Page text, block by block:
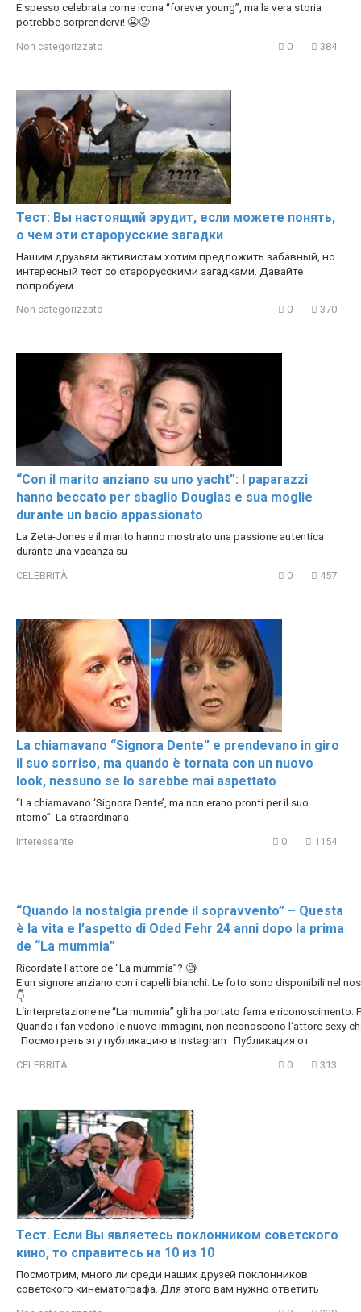
È spesso celebrata come icona “forever young”, ma la vera storia
potrebbe sorprendervi! 😬😟
Non categorizzato 0 384
Тест: Вы настоящий эрудит, если можете понять,
о чем эти старорусские загадки
Нашим друзьям активистам хотим предложить забавный, но
интересный тест со старорусскими загадками. Давайте
попробуем
Non categorizzato 0 370
“Con il marito anziano su uno yacht”: I paparazzi
hanno beccato per sbaglio Douglas e sua moglie
durante un bacio appassionato
La Zeta-Jones e il marito hanno mostrato una passione autentica
durante una vacanza su
CELEBRITÀ 0 457
La chiamavano “Signora Dente” e prendevano in giro
il suo sorriso, ma quando è tornata con un nuovo
look, nessuno se lo sarebbe mai aspettato
“La chiamavano ‘Signora Dente’, ma non erano pronti per il suo
ritorno”. La straordinaria
Interessante 0 1154
“Quando la nostalgia prende il sopravvento” – Questa
è la vita e l’aspetto di Oded Fehr 24 anni dopo la prima
de “La mummia”
Ricordate l‘attore de “La mummia”? 🧐
È un signore anziano con i capelli bianchi. Le foto sono disponibili nel
👇
L‘interpretazione ne “La mummia” gli ha portato fama e
Quando i fan vedono le nuove immagini, non riconoscono l‘attore sexy
Посмотреть эту публикацию в Instagram Публикация от
CELEBRITÀ 0 313
Тест. Если Вы являетесь поклонником советского
кино, то справитесь на 10 из 10
Посмотрим, много ли среди наших друзей поклонников
советского кинематографа. Для этого вам нужно ответить